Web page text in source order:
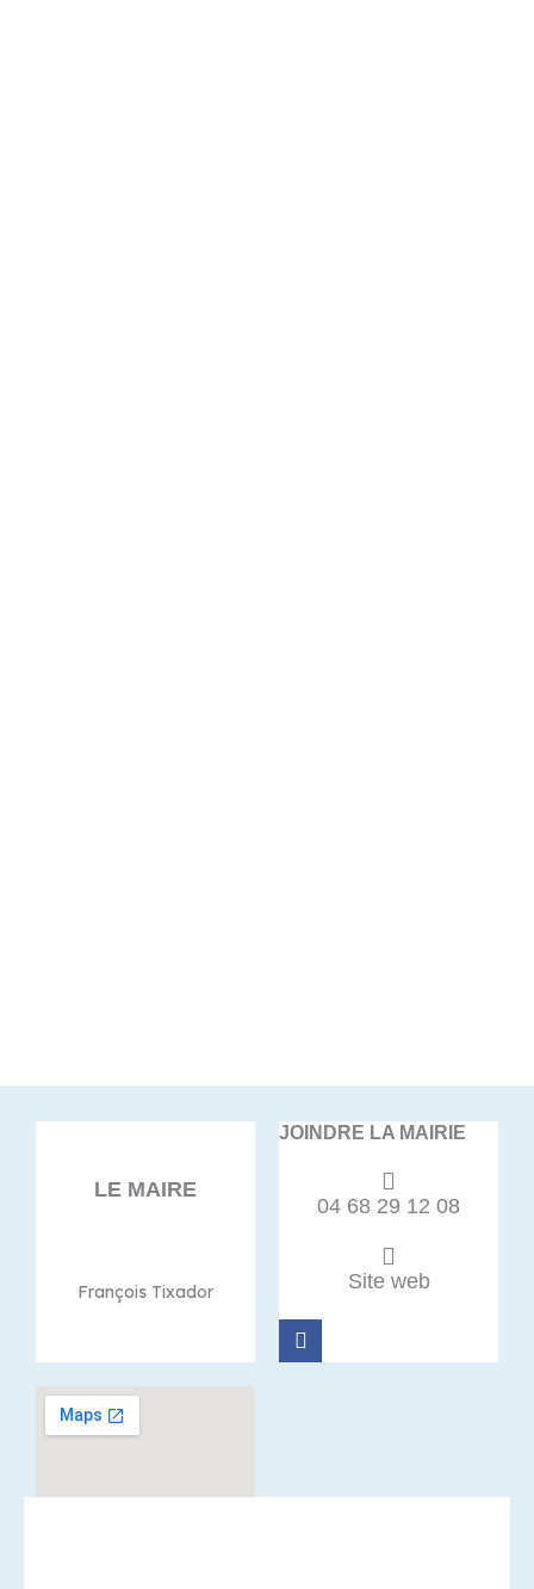
LE MAIRE
François Tixador
JOINDRE LA MAIRIE
04 68 29 12 08
Site web
F
a
c